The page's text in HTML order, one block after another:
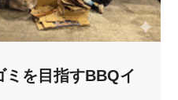
ミを目指すBBQイ